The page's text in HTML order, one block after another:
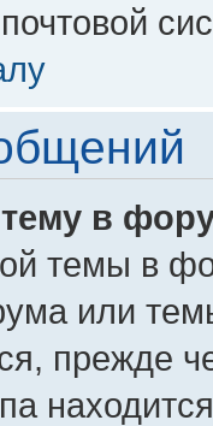
в
темы в
или
прежде